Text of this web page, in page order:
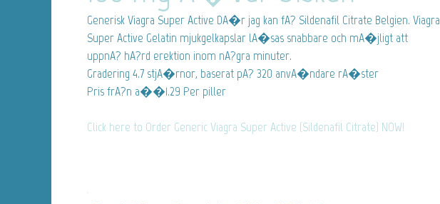
Generisk Viagra Super Active DA�r jag kan fA? Sildenafil Citrate Belgien. Viagra
Super Active Gelatin mjukgelkapslar lA�sas snabbare och mA�jligt att
uppnA? hA?rd erektion inom nA?gra minuter.
Gradering 4.7 stjA�rnor, baserat pA? 320 anvA�ndare rA�ster
Pris frA?n a��1.29 Per piller
Click here to Order Generic Viagra Super Active (Sildenafil Citrate) NOW!